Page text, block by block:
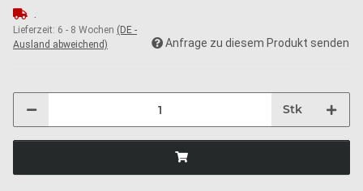
Lieferzeit: 6 - 8 Wochen (DE -
Ausland abweichend)
Anfrage zu diesem Produkt senden
Stk